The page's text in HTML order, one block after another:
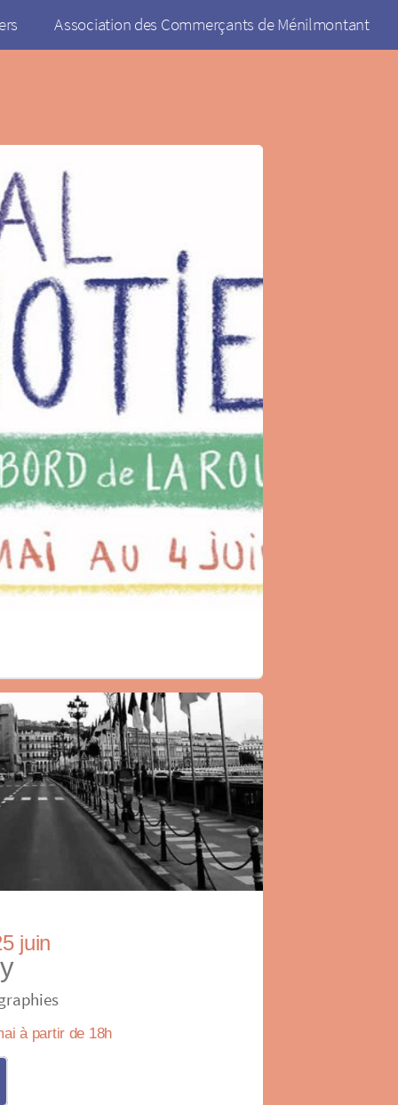
Association des Commerçants de Ménilmontant
juin
à partir de 18h